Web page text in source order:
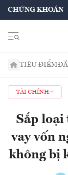
CHỨNG KHOÁN
TIÊU ĐIỂM
TÀI CHÍNH
Sắp loại
vay vốn
không bị